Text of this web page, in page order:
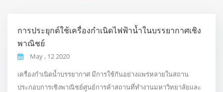
การประยุกต์ใช้เครื่องกำเนิดไฟฟ้าน้ำในบรรยากาศเชิง
พาณิชย์
May , 12 2020
เครื่องกำเนิดน้ำบรรยากาศ มีการใช้กันอย่างแพร่หลายในสถาน
ประกอบการเชิงพาณิชย์ศูนย์การค้าสถานที่ทำงานมหาวิทยาลัยและ